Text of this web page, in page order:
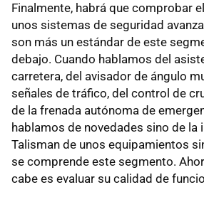
Finalmente, habrá que comprobar
unos sistemas de seguridad
son más un estándar de este
debajo. Cuando hablamos del
carretera, del avisador de ángulo
señales de tráfico, del control de
de la frenada autónoma de
hablamos de novedades sino de la
Talisman de unos equipamientos
se comprende este segmento.
cabe es evaluar su calidad de